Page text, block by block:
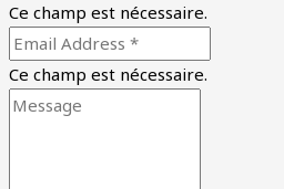
Ce champ est nécessaire.
Ce champ est nécessaire.